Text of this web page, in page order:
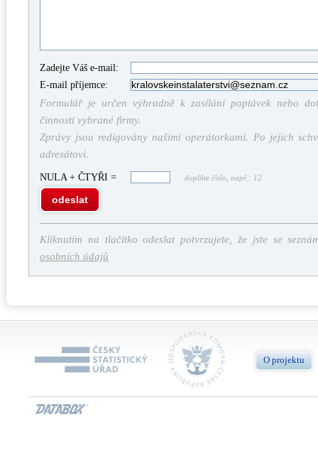
Zadejte Váš e-mail:
E-mail příjemce:
Formulář je určen výhradně k zasílání poptávek nebo
činností vybrané firmy.
Zprávy jsou redigovány našimi operátorkami. Po jejich
adresátovi.
NULA + ČTYŘI = doplňte číslo, např.: 12
odeslat
Kliknutím na tlačítko odeslat potvrzujete, že jste se
osobních údajů
O projektu